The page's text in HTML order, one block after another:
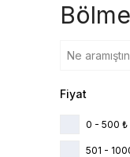
Fiyat
0 - 500 ₺
501 -